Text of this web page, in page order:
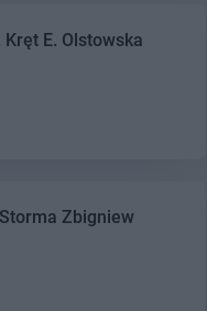
E. Olstowska
Zbigniew